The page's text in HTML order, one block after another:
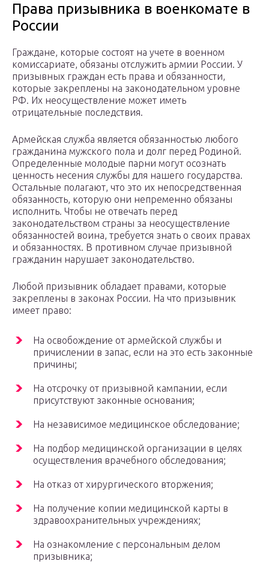
Права призывника в военкомате в
России
Граждане, которые состоят на учете в военном
комиссариате, обязаны отслужить армии России. У
призывных граждан есть права и обязанности,
которые закреплены на законодательном уровне
РФ. Их неосуществление может иметь
отрицательные последствия.
Армейская служба является обязанностью любого
гражданина мужского пола и долг перед Родиной.
Определенные молодые парни могут осознать
ценность несения службы для нашего государства.
Остальные полагают, что это их непосредственная
обязанность, которую они непременно обязаны
исполнить. Чтобы не отвечать перед
законодательством страны за неосуществление
обязанностей воина, требуется знать о своих правах
и обязанностях. В противном случае призывной
гражданин нарушает законодательство.
Любой призывник обладает правами, которые
закреплены в законах России. На что призывник
имеет право:
На освобождение от армейской службы и
причислении в запас, если на это есть законные
причины;
На отсрочку от призывной кампании, если
присутствуют законные основания;
На независимое медицинское обследование;
На подбор медицинской организации в целях
осуществления врачебного обследования;
На отказ от хирургического вторжения;
На получение копии медицинской карты в
здравоохранительных учреждениях;
На ознакомление с персональным делом
призывника;